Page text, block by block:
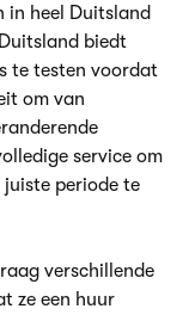
in heel Duitsland
biedt
te testen voordat
om van
service om
periode te
verschillende
ze een huur